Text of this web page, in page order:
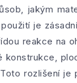
jakým
je
reakce na
konstrukce,
rozlišení je